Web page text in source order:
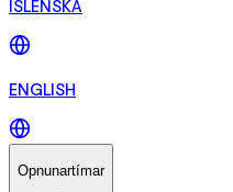
ÍSLENSKA
ENGLISH
Opnunartímar